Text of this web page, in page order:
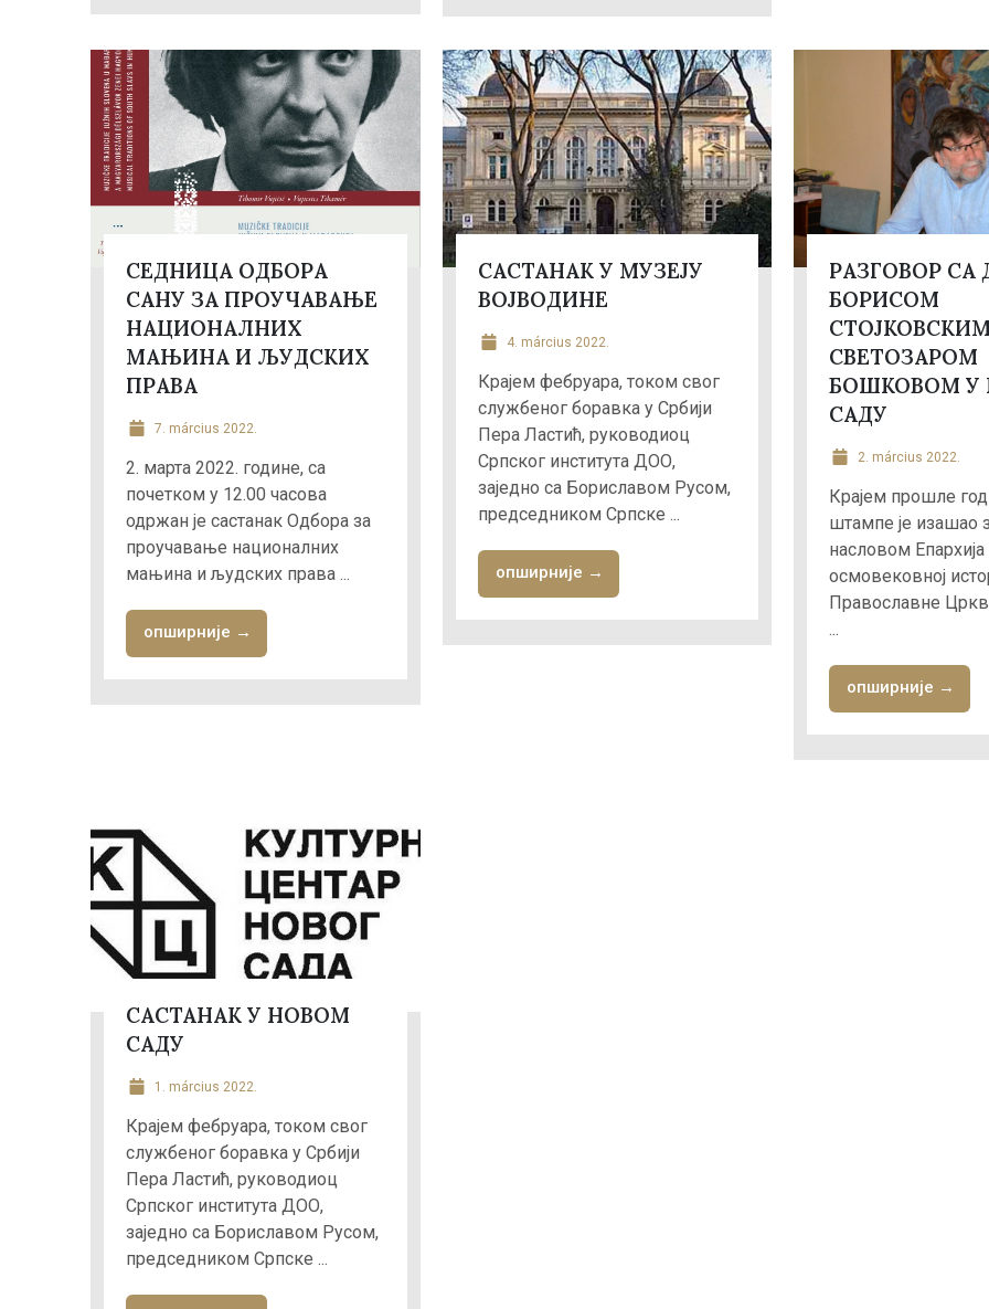
СЕДНИЦА ОДБОРА
САНУ ЗА ПРОУЧАВАЊЕ
НАЦИОНАЛНИХ
МАЊИНА И ЉУДСКИХ
ПРАВА
7. március 2022.
2. марта 2022. године, са
почетком у 12.00 часова
одржан је састанак Одбора за
проучавање националних
мањина и људских права ...
опширније →
САСТАНАК У МУЗЕЈУ
ВОЈВОДИНЕ
4. március 2022.
Крајем фебруара, током свог
службеног боравка у Србији
Пера Ластић, руководиоц
Српског института ДОО,
заједно са Бориславом Русом,
председником Српске ...
опширније →
РАЗГОВОР СА
БОРИСОМ
СВЕТОЗАРОМ
БОШКОВОМ У
САДУ
2. március 2022.
Крајем прошле
штампе је изашао
насловом
осмовековној
Православне
...
опширније →
САСТАНАК У НОВОМ
САДУ
1. március 2022.
Крајем фебруара, током свог
службеног боравка у Србији
Пера Ластић, руководиоц
Српског института ДОО,
заједно са Бориславом Русом,
председником Српске ...